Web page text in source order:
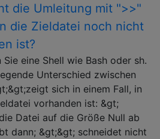
die Umleitung mit ">>"
die Zieldatei noch nicht
ist?
Sie eine Shell wie Bash oder sh.
Unterschied zwischen
sich in einem Fall, in
vorhanden ist: &gt;
Datei auf die Größe Null ab
dann; &gt;&gt; schneidet nicht